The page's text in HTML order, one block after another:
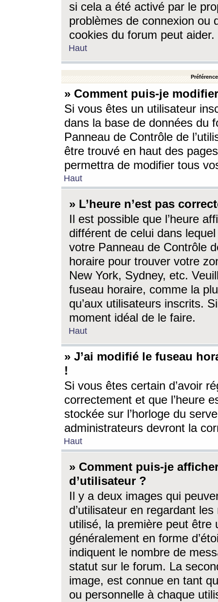
si cela a été activé par le
problèmes de connexion ou
cookies du forum peut aider.
Haut
» Comment puis-je
Si vous êtes un utilisateur
dans la base de données du
Panneau de Contrôle de
être trouvé en haut des
permettra de modifier tous
Haut
» L’heure n’est pas
Il est possible que l’heure
différent de celui dans
votre Panneau de Contrôle
horaire pour trouver votre
New York, Sydney, etc.
fuseau horaire, comme la
qu’aux utilisateurs inscrits.
moment idéal de le faire.
Haut
» J’ai modifié le fuseau
!
Si vous êtes certain d’avoir
correctement et que l’heure
stockée sur l’horloge du
administrateurs devront la
Haut
» Comment puis-je
d’utilisateur ?
Il y a deux images qui
d’utilisateur en regardant
utilisé, la première peut être
généralement en forme
indiquent le nombre de
statut sur le forum. La
image, est connue en tant
ou personnelle à chaque